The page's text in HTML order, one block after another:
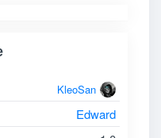
KleoSan
Edward